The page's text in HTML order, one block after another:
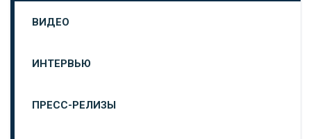
ВИДЕО
ИНТЕРВЬЮ
ПРЕСС-РЕЛИЗЫ